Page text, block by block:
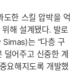
도한 스킬 압박을 억
해 설계됐다. 발로
는 “다층 구
어주고 신중한 계
요해지도록 개발했